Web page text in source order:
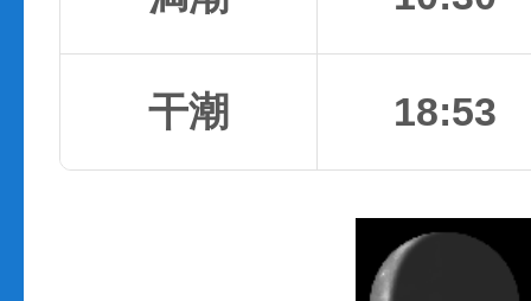
干潮 18:53